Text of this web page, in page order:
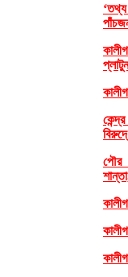
পৌর